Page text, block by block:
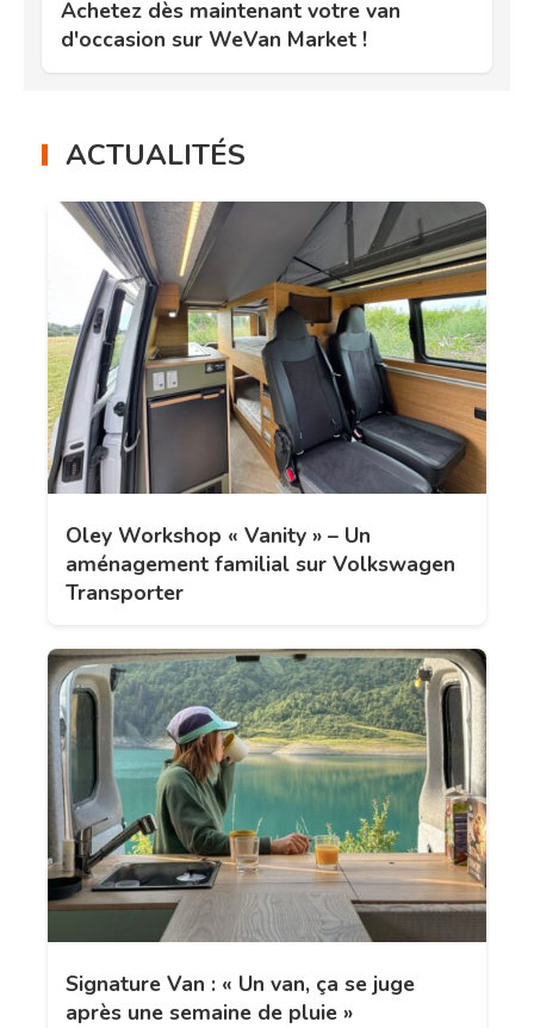
Achetez dès maintenant votre van
d'occasion sur WeVan Market !
ACTUALITÉS
Oley Workshop « Vanity » – Un
aménagement familial sur Volkswagen
Transporter
Signature Van : « Un van, ça se juge
après une semaine de pluie »